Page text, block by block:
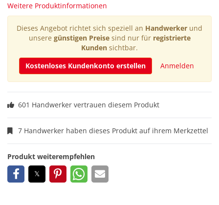
Weitere Produktinformationen
Dieses Angebot richtet sich speziell an Handwerker und
unsere günstigen Preisesind nur für registrierte
Kunden sichtbar.
Kostenloses Kundenkonto erstellen
Anmelden
601 Handwerker vertrauen diesem Produkt
7 Handwerker haben dieses Produkt auf ihrem Merkzettel
Produkt weiterempfehlen